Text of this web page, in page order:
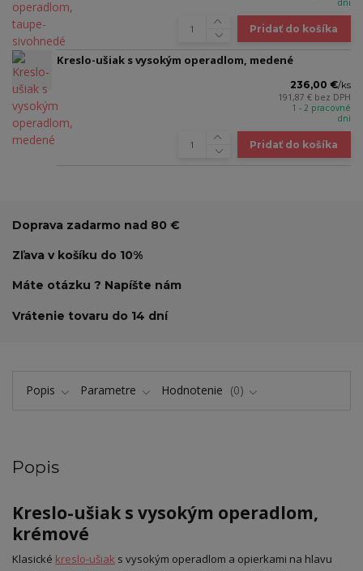
dni
Pridať do košíka
Kreslo-ušiak s vysokým operadlom, medené
236,00 €/ks
191,87 € bez DPH
1 - 2 pracovné
dni
Pridať do košíka
Doprava zadarmo nad 80 €
Zľava v košíku do 10%
Máte otázku ? Napíšte nám
Vrátenie tovaru do 14 dní
Popis Parametre Hodnotenie 0
Popis
Kreslo-ušiak s vysokým operadlom,
krémové
Klasické kreslo-ušiak s vysokým operadlom a opierkami na hlavu